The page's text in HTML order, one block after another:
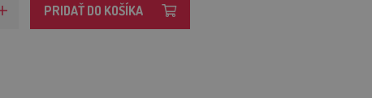
PRIDAŤ DO KOŠÍKA